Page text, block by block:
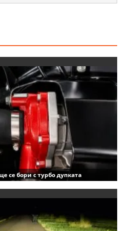
се бори с турбо дупката